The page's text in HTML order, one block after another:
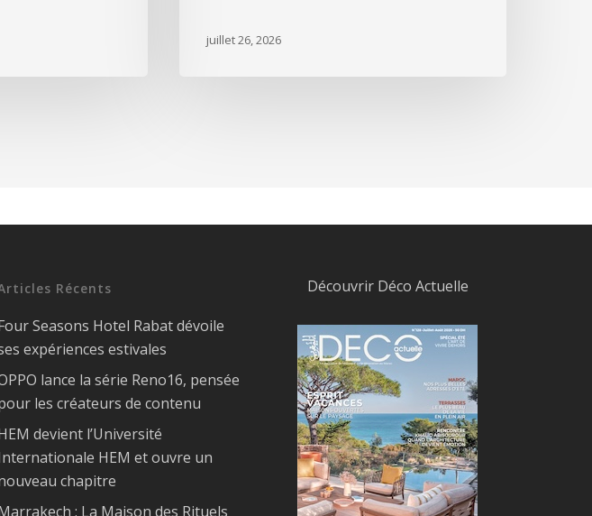
juillet 26, 2026
Récents
Seasons Hotel Rabat dévoile
expériences estivales
lance la série Reno16, pensée
les créateurs de contenu
devient l’Université
HEM et ouvre un
chapitre
: La Maison des Rituels
Découvrir Déco Actuelle